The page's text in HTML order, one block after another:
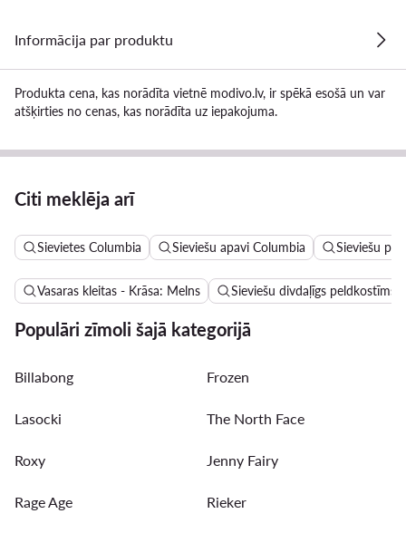
Informācija par produktu
Produkta cena, kas norādīta vietnē modivo.lv, ir spēkā esošā un var
atšķirties no cenas, kas norādīta uz iepakojuma.
Citi meklēja arī
Sievietes Columbia Sieviešu apavi Columbia Sieviešu
Vasaras kleitas - Krāsa: Melns Sieviešu divdaļīgs peldkostīms
Populāri zīmoli šajā kategorijā
Billabong Frozen
Lasocki The North Face
Roxy Jenny Fairy
Rage Age Rieker